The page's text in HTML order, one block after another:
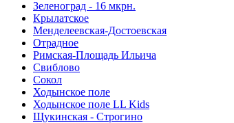
Зеленоград - 16 мкрн.
Крылатское
Менделеевская-Достоевская
Отрадное
Римская-Площадь Ильича
Свиблово
Сокол
Ходынское поле
Ходынское поле LL Kids
Щукинская - Строгино